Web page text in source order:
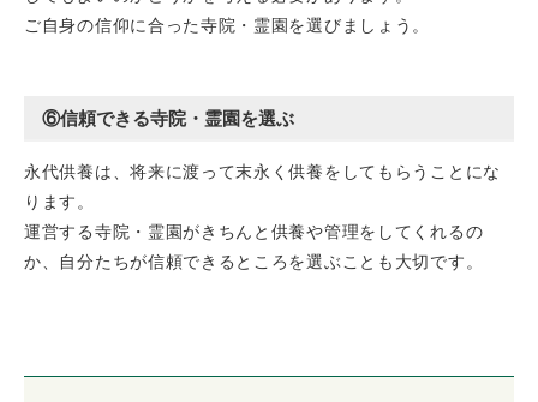
ご自身の信仰に合った寺院・霊園を選びましょう。
⑥信頼できる寺院・霊園を選ぶ
永代供養は、将来に渡って末永く供養をしてもらうことにな
ります。
運営する寺院・霊園がきちんと供養や管理をしてくれるの
か、自分たちが信頼できるところを選ぶことも大切です。